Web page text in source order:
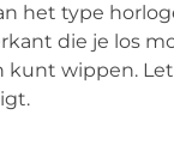
het type
die je los
wippen.